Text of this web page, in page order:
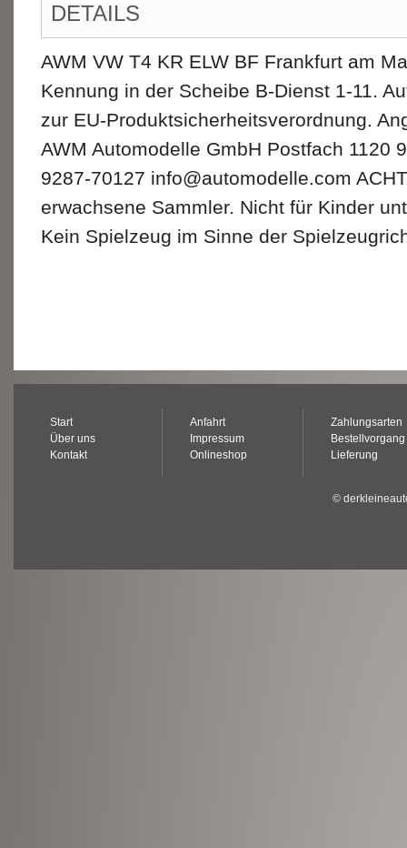
DETAILS
AWM VW T4 KR ELW BF Frankfurt am
Kennung in der Scheibe B-Dienst 1-11.
zur EU-Produktsicherheitsverordnung.
AWM Automodelle GmbH Postfach 1120
9287-70127 info@automodelle.com
erwachsene Sammler. Nicht für Kinder
Kein Spielzeug im Sinne der
Start
Über uns
Kontakt
Anfahrt
Impressum
Onlineshop
Zahlungsarten
Bestellvorgang
Lieferung
©